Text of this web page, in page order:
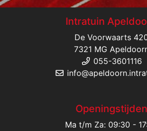
Intratuin
De Voorwaarts
7321 MG
055-3601116
Openingstijden
Ma t/m Za: 09:30 -